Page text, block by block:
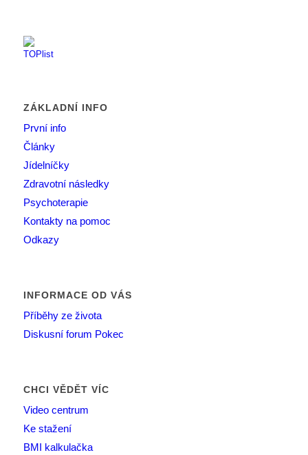
ZÁKLADNÍ INFO
První info
Články
Jídelníčky
Zdravotní následky
Psychoterapie
Kontakty na pomoc
Odkazy
INFORMACE OD VÁS
Příběhy ze života
Diskusní forum Pokec
CHCI VĚDĚT VÍC
Video centrum
Ke stažení
BMI kalkulačka